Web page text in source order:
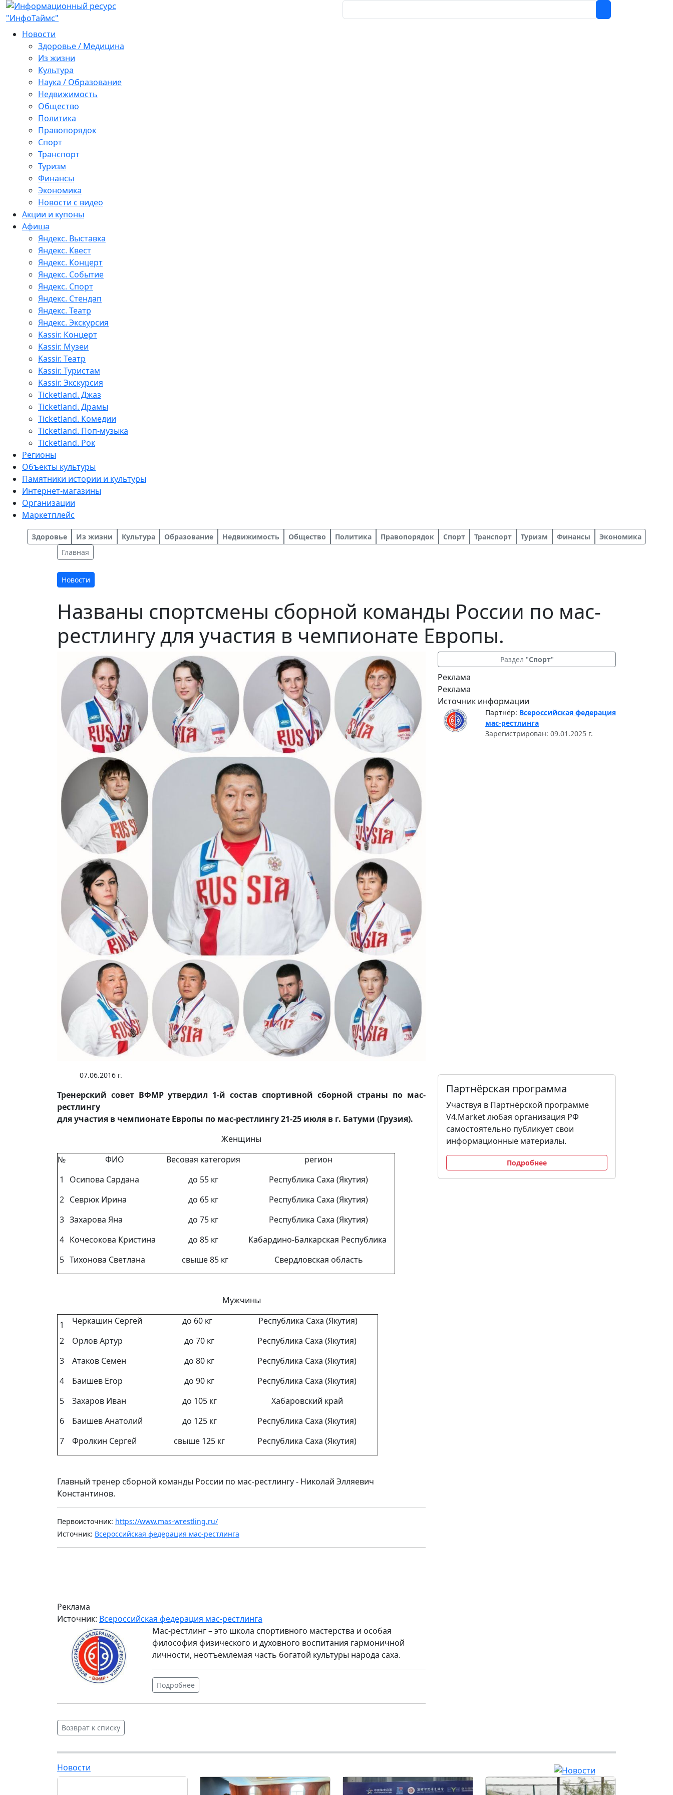
Новости
Здоровье / Медицина
Из жизни
Культура
Наука / Образование
Недвижимость
Общество
Политика
Правопорядок
Спорт
Транспорт
Туризм
Финансы
Экономика
Новости с видео
Акции и купоны
Афиша
Яндекс. Выставка
Яндекс. Квест
Яндекс. Концерт
Яндекс. Событие
Яндекс. Спорт
Яндекс. Стендап
Яндекс. Театр
Яндекс. Экскурсия
Kassir. Концерт
Kassir. Музеи
Kassir. Театр
Kassir. Туристам
Kassir. Экскурсия
Ticketland. Джаз
Ticketland. Драмы
Ticketland. Комедии
Ticketland. Поп-музыка
Ticketland. Рок
Регионы
Объекты культуры
Памятники истории и культуры
Интернет-магазины
Организации
Маркетплейс
Здоровье Из жизни Культура Образование Недвижимость Общество Политика Правопорядок Спорт Транспорт Туризм Финансы
Экономика
Главная
Новости
Названы спортсмены сборной команды России по мас-
рестлингу для участия в чемпионате Европы.
07.06.2016 г.
Тренерский совет ВФМР утвердил 1-й состав спортивной сборной страны по мас-
рестлингу
для участия в чемпионате Европы по мас-рестлингу 21-25 июля в г. Батуми (Грузия).
Женщины
№
ФИО Весовая категория
регион
1
Осипова Сардана до 55 кг
Республика Саха (Якутия)
2 Севрюк Ирина до 65 кг
Республика Саха (Якутия)
3 Захарова Яна до 75 кг
Республика Саха (Якутия)
4 Кочесокова Кристина до 85 кг
Кабардино-Балкарская Республика
5 Тихонова Светлана свыше 85 кг Свердловская область
Мужчины
1 Черкашин Сергей до 60 кг
Республика Саха (Якутия)
2
Орлов Артур до 70 кг
Республика Саха (Якутия)
3
Атаков Семен до 80 кг
Республика Саха (Якутия)
4
Баишев Егор до 90 кг
Республика Саха (Якутия)
5
Захаров Иван до 105 кг
Хабаровский край
6
Баишев Анатолий до 125 кг
Республика Саха (Якутия)
7
Фролкин Сергей свыше 125 кг Республика Саха (Якутия)
Главный тренер сборной команды России по мас-рестлингу - Николай Элляевич
Константинов.
Первоисточник: https://www.mas-wrestling.ru/
Источник: Всероссийская федерация мас-рестлинга
Реклама
Источник: Всероссийская федерация мас-рестлинга
Мас-рестлинг – это школа спортивного мастерства и особая
философия физического и духовного воспитания гармоничной
личности, неотъемлемая часть богатой культуры народа саха.
Подробнее
Раздел "Спорт"
Реклама
Реклама
Источник информации
Партнёр: Всероссийская федерация
мас-рестлинга
Зарегистрирован: 09.01.2025 г.
Партнёрская программа
Участвуя в Партнёрской программе
V4.Market любая организация РФ
самостоятельно публикует свои
информационные материалы.
Подробнее
Возврат к списку
Новости